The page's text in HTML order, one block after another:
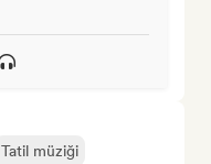
Tatil müziği